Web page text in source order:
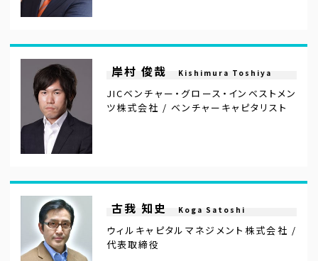
岸村 俊哉 Kishimura Toshiya
JICベンチャー・グロース・インベストメン
ツ株式会社 / ベンチャーキャピタリスト
古我 知史 Koga Satoshi
ウィルキャピタルマネジメント株式会社 /
代表取締役